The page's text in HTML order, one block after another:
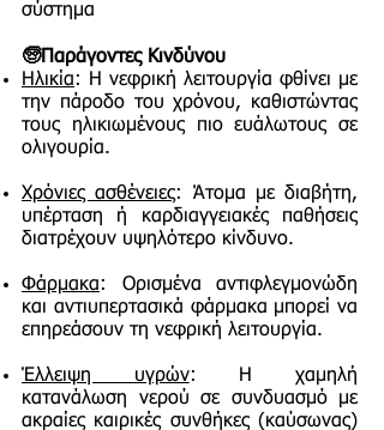
σύστημα
🧓Παράγοντες Κινδύνου
Ηλικία: Η νεφρική λειτουργία φθίνει με
την πάροδο του χρόνου, καθιστώντας
τους ηλικιωμένους πιο ευάλωτους σε
ολιγουρία.
Χρόνιες ασθένειες: Άτομα με διαβήτη,
υπέρταση ή καρδιαγγειακές παθήσεις
διατρέχουν υψηλότερο κίνδυνο.
Φάρμακα: Ορισμένα αντιφλεγμονώδη
και αντιυπερτασικά φάρμακα μπορεί να
επηρεάσουν τη νεφρική λειτουργία.
Έλλειψη υγρών: Η χαμηλή
κατανάλωση νερού σε συνδυασμό με
ακραίες καιρικές συνθήκες (καύσωνας)